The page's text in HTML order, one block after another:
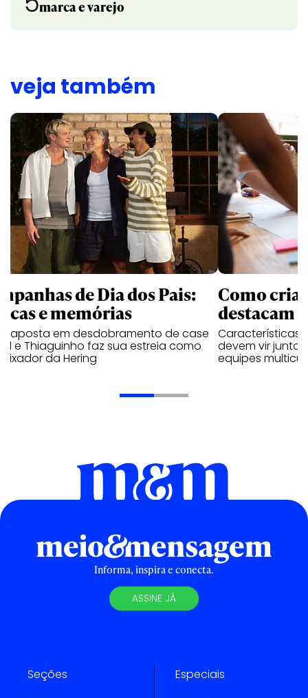
marca e varejo
veja também
de Dia dos Pais:
e memórias
aposta em desdobramento de case
e Thiaguinho faz sua estreia como
da Hering
Como
destacam
Características
devem vir junto
equipes
Informa, inspira e conecta.
ASSINE JÁ
Seções Especiais